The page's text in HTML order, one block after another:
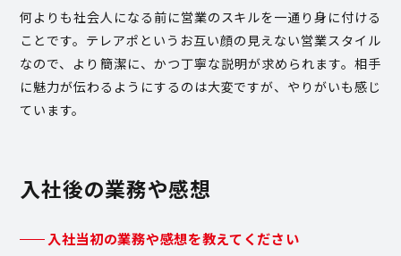
何よりも社会人になる前に営業のスキルを一通り身に付ける
ことです。テレアポというお互い顔の見えない営業スタイル
なので、より簡潔に、かつ丁寧な説明が求められます。相手
に魅力が伝わるようにするのは大変ですが、やりがいも感じ
ています。
入社後の業務や感想
入社当初の業務や感想を教えてください